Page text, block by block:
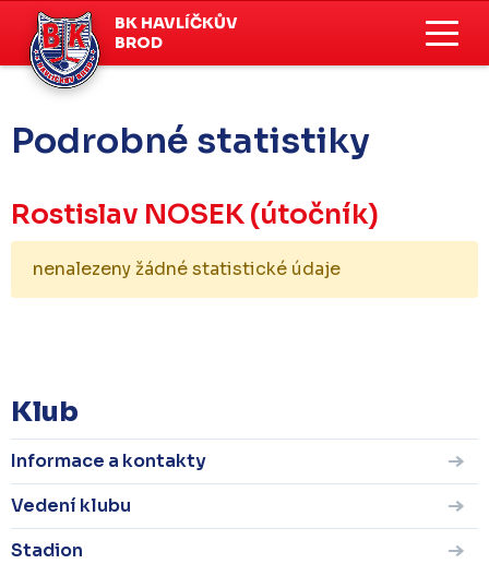
BK HAVLÍČKŮV
BROD
Podrobné statistiky
Rostislav NOSEK(útočník)
nenalezeny žádné statistické údaje
Klub
Informace a kontakty
Vedení klubu
Stadion